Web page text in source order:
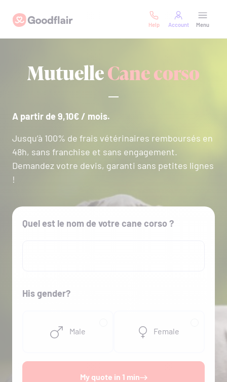
content
Goodflair
Help Account Menu
Mutuelle Cane corso
A partir de 9,10€ / mois.
Jusqu’à 100% de frais vétérinaires remboursés en
48h, sans franchise et sans engagement.
Demandez votre devis, garanti sans petites lignes
!
Quel est le nom de votre cane corso ?
His gender?
Male Female
My quote in 1 min